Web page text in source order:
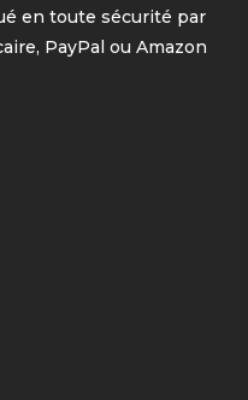
en toute sécurité par
PayPal ou Amazon